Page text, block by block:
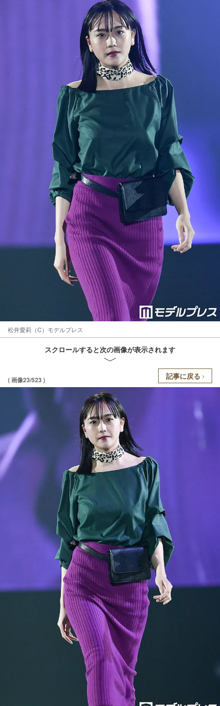
松井愛莉（C）モデルプレス
スクロールすると次の画像が表示されます
( 画像23/523 ) 記事に戻る